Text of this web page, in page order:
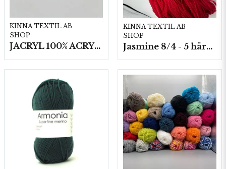
KINNA TEXTIL AB
SHOP
JACRYL 100% ACRYL 50 G
KINNA TEXTIL AB
SHOP
Jasmine 8/4 - 5 härvor a200g./fp.